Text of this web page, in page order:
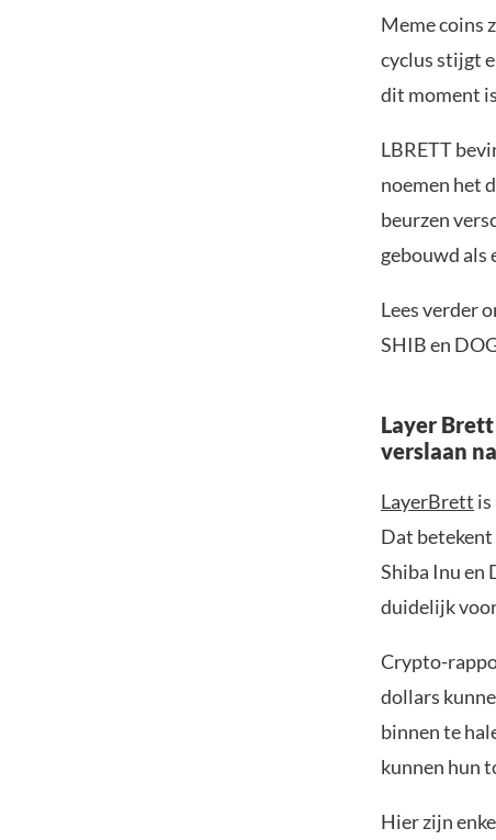
Meme coins
cyclus stijgt
dit moment
LBRETT
noemen het
beurzen
gebouwd als
Lees verder
SHIB en
Layer
verslaan
LayerBrett is
Dat betekent
Shiba Inu en
duidelijk
Crypto-
dollars
binnen te
kunnen hun
Hier zijn